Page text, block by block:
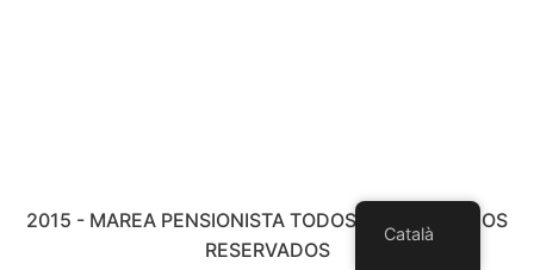
2015 - MAREA PENSIONISTA TODOS LOS DERECHOS
RESERVADOS
Català